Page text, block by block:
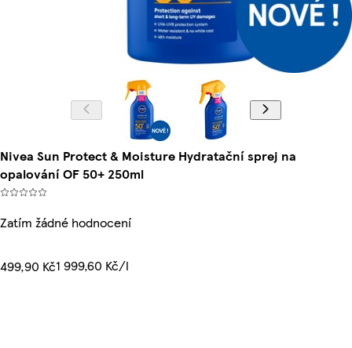
Nivea Sun Protect & Moisture Hydratační sprej na
opalování OF 50+ 250ml
Zatím žádné hodnocení
499,90 Kč1 999,60 Kč/l